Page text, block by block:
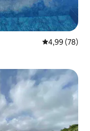
Nilai rata-rata
4,99 (78)